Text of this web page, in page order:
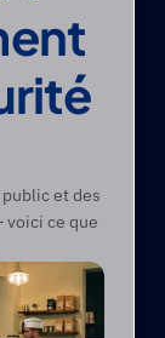
et des
voici ce que